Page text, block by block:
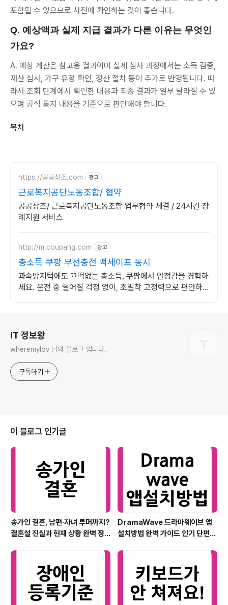
포함될 수 있으므로 사전에 확인하는 것이 좋습니다.
Q. 예상액과 실제 지급 결과가 다른 이유는 무엇인
가요?
A. 예상 계산은 참고용 결과이며 실제 심사 과정에서는 소득 검증,
재산 심사, 가구 유형 확인, 정산 절차 등이 추가로 반영됩니다. 따
라서 조회 단계에서 확인한 내용과 최종 결과가 일부 달라질 수 있
으며 공식 통지 내용을 기준으로 판단해야 합니다.
목차
https://공공상조.com 광고
근로복지공단노동조합/ 협약
공공상조/ 근로복지공단노동조합 업무협약 체결 / 24시간 장
례지원 서비스
http://m.coupang.com 광고
총소득 쿠팡 무선충전 맥세이프 동시
과속방지턱에도 끄떡없는 총소득, 쿠팡에서 안정감을 경험하
세요. 운전 중 떨어질 걱정 없이, 초밀착 고정력으로 편안하게
IT 정보왕
wheremylov 님의 블로그 입니다.
구독하기
이 블로그 인기글
송가인 결혼, 남편·자녀 루머까지?
결혼설 진실과 현재 상황 완벽 정
DramaWave 드라마웨이브 앱
설치방법 완벽 가이드 인기 단편